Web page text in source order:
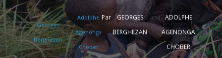
Georges
Berghezan
and
Adolphe
Agenonga
Chober
Par
GEORGES
BERGHEZAN
and
ADOLPHE
AGENONGA
CHOBER